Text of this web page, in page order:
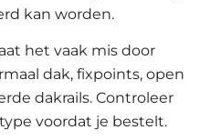
kan worden.
het vaak mis door
dak, fixpoints, open
dakrails. Controleer
voordat je bestelt.